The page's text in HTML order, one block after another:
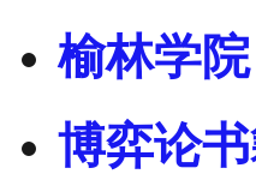
榆林学院
博弈论